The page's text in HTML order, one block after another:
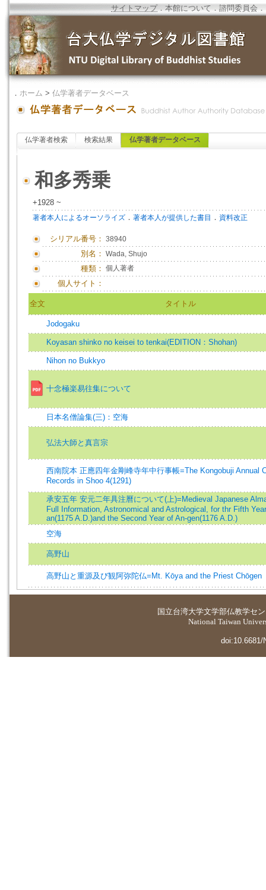
サイトマップ．本館について ．諮問委員会 ．
． ホーム > 仏学著者データベース
仏学著者検索 検索結果 仏学著者データベース
和多秀乗
+1928 ~
著者本人によるオーソライズ ． 著者本人が提供した書目 ． 資料改正
シリアル番号： 38940
別名： Wada, Shujo
種類： 個人著者
個人サイト：
全文 タイトル
Jodogaku
Koyasan shinko no keisei to tenkai(EDITION：Shohan)
Nihon no Bukkyo
十念極楽易往集について
日本名僧論集(三)：空海
弘法大師と真言宗
西南院本 正應四年金剛峰寺年中行事帳=The Kongobuji Annual
Records in Shoo 4(1291)
承安五年 安元二年具注曆について(上)=Medieval Japanese
Full Information, Astronomical and Astrological, for thr Fifth
an(1175 A.D.)and the Second Year of An-gen(1176 A.D.)
空海
高野山
高野山と重源及び観阿弥陀仏=Mt. Kōya and the Priest Chōgen
国立台湾大学文学部仏教学セ
National Taiwan
doi:10.6681/